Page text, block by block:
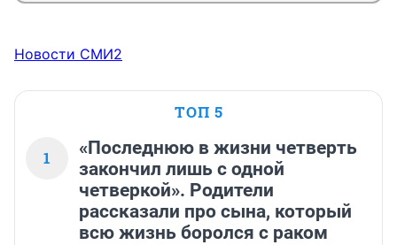
Новости СМИ2
ТОП 5
1
«Последнюю в жизни четверть
закончил лишь с одной
четверкой». Родители
рассказали про сына, который
всю жизнь боролся с раком